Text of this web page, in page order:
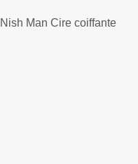
Nish Man Cire coiffante